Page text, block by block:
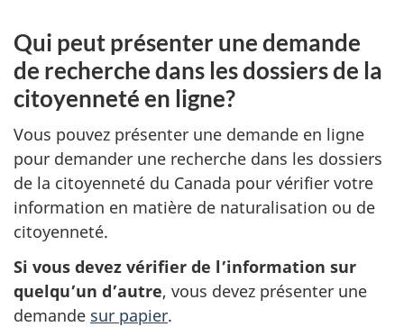
Qui peut présenter une demande
de recherche dans les dossiers de la
citoyenneté en ligne?
Vous pouvez présenter une demande en ligne
pour demander une recherche dans les dossiers
de la citoyenneté du Canada pour vérifier votre
information en matière de naturalisation ou de
citoyenneté.
Si vous devez vérifier de l’information sur
quelqu’un d’autre, vous devez présenter une
demande sur papier.